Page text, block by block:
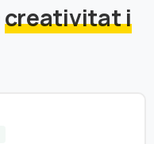
creativitat i